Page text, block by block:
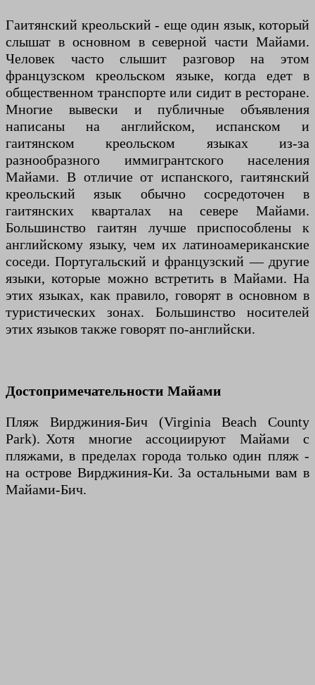
Гаитянский креольский - еще один язык, который
слышат в основном в северной части Майами.
Человек часто слышит разговор на этом
французском креольском языке, когда едет в
общественном транспорте или сидит в ресторане.
Многие вывески и публичные объявления
написаны на английском, испанском и
гаитянском креольском языках из-за
разнообразного иммигрантского населения
Майами. В отличие от испанского, гаитянский
креольский язык обычно сосредоточен в
гаитянских кварталах на севере Майами.
Большинство гаитян лучше приспособлены к
английскому языку, чем их латиноамериканские
соседи. Португальский и французский — другие
языки, которые можно встретить в Майами. На
этих языках, как правило, говорят в основном в
туристических зонах. Большинство носителей
этих языков также говорят по-английски.
Достопримечательности Майами
Пляж Вирджиния-Бич (Virginia Beach County
Park). Хотя многие ассоциируют Майами с
пляжами, в пределах города только один пляж -
на острове Вирджиния-Ки. За остальными вам в
Майами-Бич.